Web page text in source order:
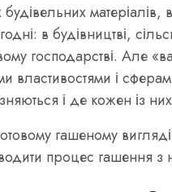
в будівництві,
господарстві. Але
властивостями і
і де кожен із
гашеному
процес гашення